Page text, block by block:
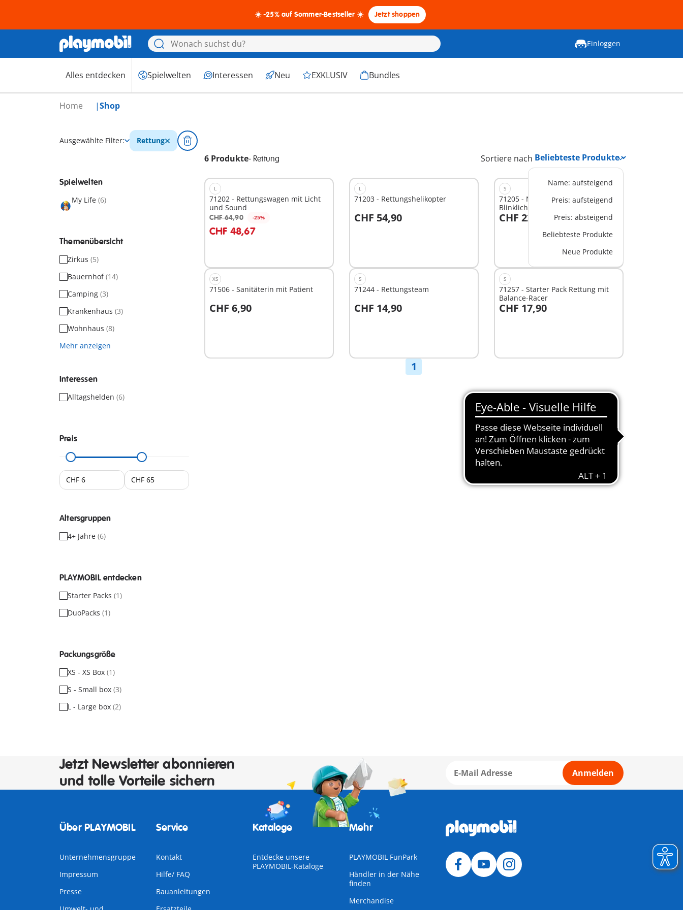
☀️ -25% auf Sommer-Bestseller ☀️ Jetzt shoppen
Einloggen
Alles entdecken Spielwelten Interessen Neu EXKLUSIV Bundles
Home Shop
Ausgewählte Filter: Rettung
6 Produkte- Rettung Sortiere nach
Name: aufsteigend
Preis: aufsteigend
Preis: absteigend
Beliebteste Produkte
Neue Produkte
Spielwelten
My Life (6)
Themenübersicht
Zirkus (5)
Bauernhof(14)
Camping (3)
Krankenhaus (3)
Wohnhaus (8)
Mehr anzeigen
Interessen
Alltagshelden (6)
Preis
Altersgruppen
4+ Jahre (6)
PLAYMOBIL entdecken
Starter Packs (1)
DuoPacks (1)
Packungsgröße
XS - XS Box (1)
S - Small box (3)
L - Large box (2)
L
71202 - Rettungswagen mit Licht
und Sound
CHF 64,90 -25%
CHF 48,67
L
71203 - Rettungshelikopter
CHF 54,90
In den Warenkorb
S
71205 - Notarzt-Motorrad mit
Blinklicht
CHF 22,90
In den Warenkorb
XS
71506 - Sanitäterin mit Patient
CHF 6,90
In den Warenkorb
S
71244 - Rettungsteam
CHF 14,90
In den Warenkorb
S
71257 - Starter Pack Rettung mit
Balance-Racer
CHF 17,90
In den Warenkorb
1
Jetzt Newsletter abonnieren
und tolle Vorteile sichern
Anmelden
Über PLAYMOBIL
Unternehmensgruppe
Impressum
Presse
Service
Kontakt
Hilfe/ FAQ
Bauanleitungen
Kataloge
Entdecke unsere
PLAYMOBIL-Kataloge
Mehr
PLAYMOBIL FunPark
Händler in der Nähe
finden
Merchandise